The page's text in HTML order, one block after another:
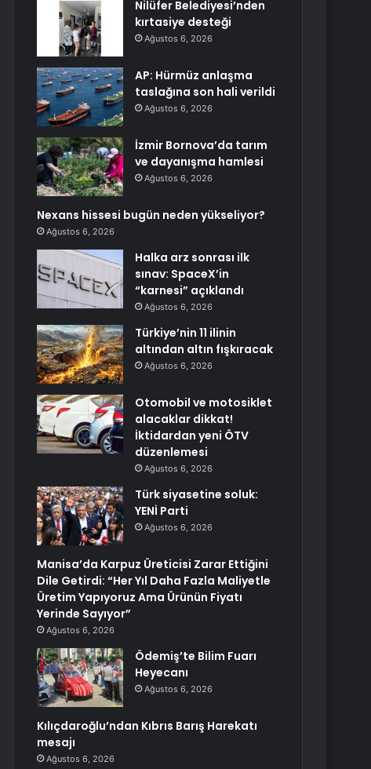
Nilüfer Belediyesi’nden
kırtasiye desteği
Ağustos 6, 2026
AP: Hürmüz anlaşma
taslağına son hali verildi
Ağustos 6, 2026
İzmir Bornova’da tarım
ve dayanışma hamlesi
Ağustos 6, 2026
Nexans hissesi bugün neden yükseliyor?
Ağustos 6, 2026
Halka arz sonrası ilk
sınav: SpaceX’in
“karnesi” açıklandı
Ağustos 6, 2026
Türkiye’nin 11 ilinin
altından altın fışkıracak
Ağustos 6, 2026
Otomobil ve motosiklet
alacaklar dikkat!
İktidardan yeni ÖTV
düzenlemesi
Ağustos 6, 2026
Türk siyasetine soluk:
YENİ Parti
Ağustos 6, 2026
Manisa’da Karpuz Üreticisi Zarar Ettiğini
Dile Getirdi: “Her Yıl Daha Fazla Maliyetle
Üretim Yapıyoruz Ama Ürünün Fiyatı
Yerinde Sayıyor”
Ağustos 6, 2026
Ödemiş’te Bilim Fuarı
Heyecanı
Ağustos 6, 2026
Kılıçdaroğlu’ndan Kıbrıs Barış Harekatı
mesajı
Ağustos 6, 2026